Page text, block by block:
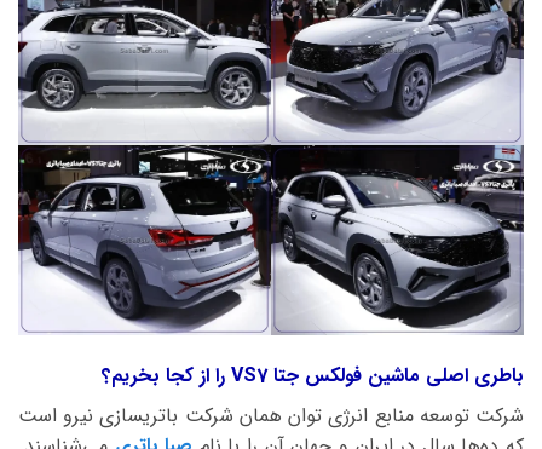
باطری اصلی ماشین فولکس جتا VS7 را از کجا بخریم؟
شرکت توسعه منابع انرژی توان همان شرکت باتریسازی نیرو است